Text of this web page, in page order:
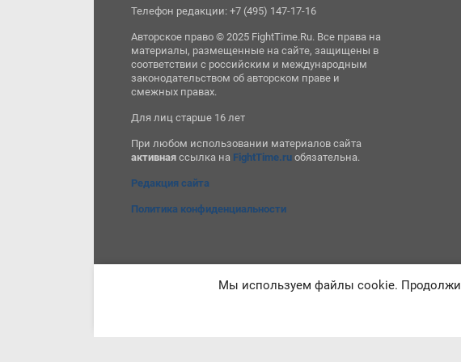
Телефон редакции: +7 (495) 147-17-16
Авторское право © 2025 FightTime.Ru. Все права на
материалы, размещенные на сайте, защищены в
соответствии с российским и международным
законодательством об авторском праве и
смежных правах.
Для лиц старше 16 лет
При любом использовании материалов сайта
активная ссылка на FightTime.ru обязательна.
Редакция сайта
Политика конфиденциальности
Мы используем файлы cookie.